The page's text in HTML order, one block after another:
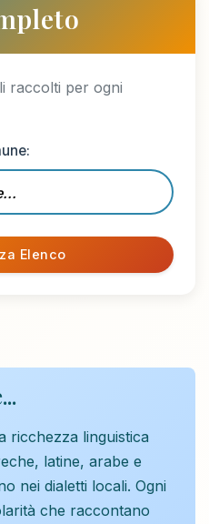
raccolti per ogni
Elenco
ricchezza linguistica
latine, arabe e
nei dialetti locali. Ogni
che raccontano